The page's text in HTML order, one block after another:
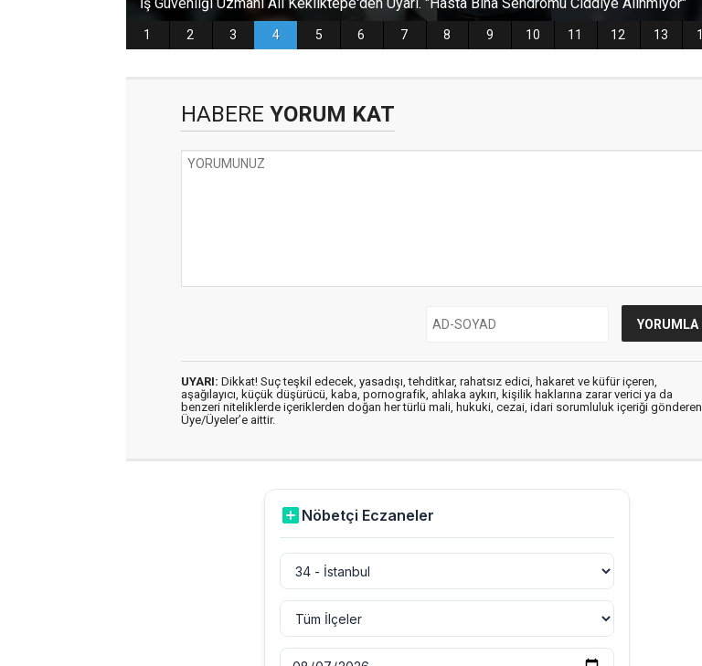
HABERE YORUM KAT
UYARI: Dikkat! Suç teşkil edecek, yasadışı, tehditkar, rahatsız edici, hakaret ve küfür içeren,
aşağılayıcı, küçük düşürücü, kaba, pornografik, ahlaka aykırı, kişilik haklarına zarar verici ya da
benzeri niteliklerde içeriklerden doğan her türlü mali, hukuki, cezai, idari sorumluluk içeriği gönderen
Üye/Üyeler’e aittir.